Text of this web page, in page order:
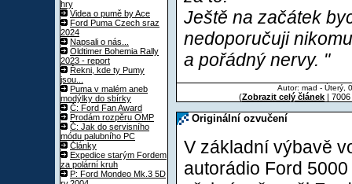
hry
Videa o pumě by Ace
Ford Puma Czech sraz
2024
Napsali o nás...
Oldtimer Bohemia Rally
2023 - report
Řekni, kde ty Pumy
jsou...
Puma v malém aneb
modýlky do sbírky
Č: Ford Fan Award
Prodám rozpěru OMP
Č: Jak do servisního
módu palubního PC
Články
Expedice starým Fordem
za polární kruh
P: Ford Mondeo Mk.3 5D
Ještě na začátek
nedoporučuji
a pořádný nervy. "
Autor: mad - Úterý,
(Zobrazit celý článek |
Originální ozvučení
V základní výbavě
autorádio Ford